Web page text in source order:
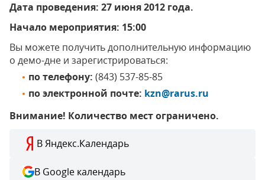
Дата проведения: 27 июня 2012 года.
Начало мероприятия: 15:00
Вы можете получить дополнительную информацию
о демо-дне и зарегистрироваться:
по телефону: (843) 537-85-85
по электронной почте: kzn@rarus.ru
Внимание! Количество мест ограничено.
В Яндекс.Календарь
В Google календарь